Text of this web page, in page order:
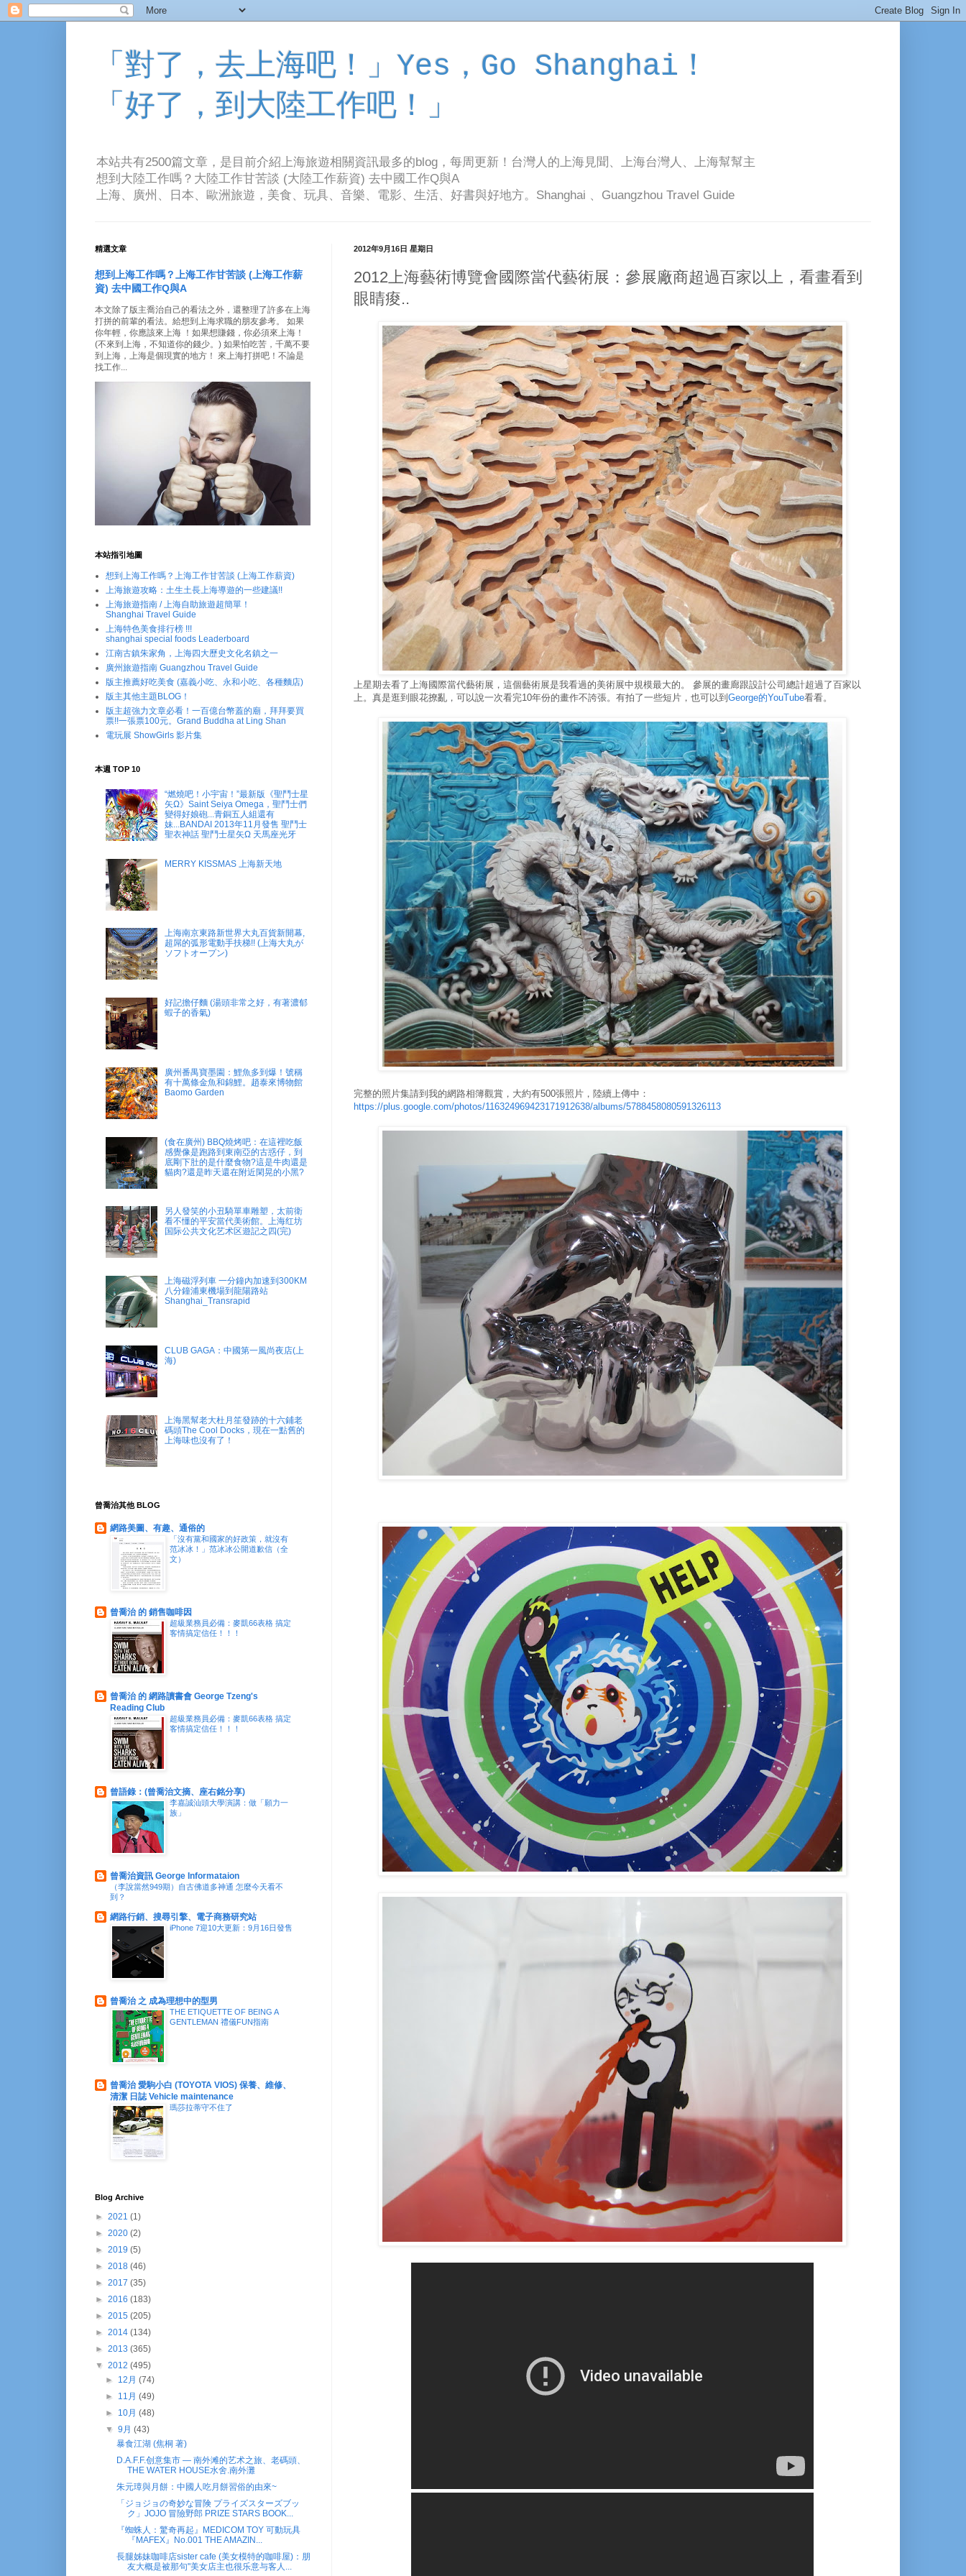
「對了，去上海吧！」Yes，Go Shanghai！
「好了，到大陸工作吧！」
本站共有2500篇文章，是目前介紹上海旅遊相關資訊最多的blog，每周更新！台灣人的上海見聞、上海台灣人、上海幫幫主
想到大陸工作嗎？大陸工作甘苦談 (大陸工作薪資) 去中國工作Q與A
上海、廣州、日本、歐洲旅遊，美食、玩具、音樂、電影、生活、好書與好地方。Shanghai 、Guangzhou Travel Guide
2012年9月16日 星期日
2012上海藝術博覽會國際當代藝術展：參展廠商超過百家以上，看畫看到
眼睛痠..
上星期去看了上海國際當代藝術展，這個藝術展是我看過的美術展中規模最大的。 參展的畫廊跟設計公司總計超過了百家以
上。真是逛到眼花撩亂，可以說一次看完10年份的畫作不誇張。有拍了一些短片，也可以到 George的YouTube看看。
完整的照片集請到我的網路相簿觀賞，大約有500張照片，陸續上傳中：
https://plus.google.com/photos/116324969423171912638/albums/5788458080591326113
精選文章
想到上海工作嗎？上海工作甘苦談 (上海工作薪
資) 去中國工作Q與A
本文除了版主喬治自己的看法之外，還整理了許多在上海
打拼的前輩的看法。給想到上海求職的朋友參考。 如果
你年輕，你應該來上海 ！如果想賺錢，你必須來上海！
(不來到上海，不知道你的錢少。) 如果怕吃苦，千萬不要
到上海，上海是個現實的地方！ 來上海打拼吧！不論是
找工作...
本站指引地圖
想到上海工作嗎？上海工作甘苦談 (上海工作薪資)
上海旅遊攻略：土生土長上海導遊的一些建議!!
上海旅遊指南 / 上海自助旅遊超簡單！
Shanghai Travel Guide
上海特色美食排行榜 !!!
shanghai special foods Leaderboard
江南古鎮朱家角，上海四大歷史文化名鎮之一
廣州旅遊指南 Guangzhou Travel Guide
版主推薦好吃美食 (嘉義小吃、永和小吃、各種麵店)
版主其他主題BLOG！
版主超強力文章必看！一百億台幣蓋的廟，拜拜要買
票!!一張票100元。Grand Buddha at Ling Shan
電玩展 ShowGirls 影片集
本週 TOP 10
“燃燒吧！小宇宙！”最新版《聖鬥士星
矢Ω》Saint Seiya Omega，聖鬥士們
變得好娘砲...青銅五人組還有
妹...BANDAI 2013年11月發售 聖鬥士
聖衣神話 聖鬥士星矢Ω 天馬座光牙
MERRY KISSMAS 上海新天地
上海南京東路新世界大丸百貨新開幕,
超屌的弧形電動手扶梯!! (上海大丸が
ソフトオープン)
好記擔仔麵 (湯頭非常之好，有著濃郁
蝦子的香氣)
廣州番禺寶墨園：鯉魚多到爆！號稱
有十萬條金魚和錦鯉。趙泰來博物館
Baomo Garden
(食在廣州) BBQ燒烤吧：在這裡吃飯
感覺像是跑路到東南亞的古惑仔，到
底剛下肚的是什麼食物?這是牛肉還是
貓肉?還是昨天還在附近閑晃的小黑?
另人發笑的小丑騎單車雕塑，太前衛
看不懂的平安當代美術館。上海红坊
国际公共文化艺术区遊記之四(完)
上海磁浮列車 一分鐘內加速到300KM
八分鐘浦東機場到龍陽路站
Shanghai_Transrapid
CLUB GAGA：中國第一風尚夜店(上
海)
上海黑幫老大杜月笙發跡的十六鋪老
碼頭The Cool Docks，現在一點舊的
上海味也沒有了！
曾喬治其他 BLOG
網路美圖、有趣、通俗的
「沒有黨和國家的好政策，就沒有
范冰冰！」范冰冰公開道歉信（全
文）
曾喬治 的 銷售咖啡因
超級業務員必備：麥凱66表格 搞定
客情搞定信任！！！
曾喬治 的 網路讀書會 George Tzeng's
Reading Club
超級業務員必備：麥凱66表格 搞定
客情搞定信任！！！
曾語錄：(曾喬治文摘、座右銘分享)
李嘉誠汕頭大學演講：做「願力一
族」
曾喬治資訊 George Informataion
（李說當然949期）自古佛道多神通 怎麼今天看不
到？
網路行銷、搜尋引擎、電子商務研究站
iPhone 7迎10大更新：9月16日發售
曾喬治 之 成為理想中的型男
THE ETIQUETTE OF BEING A
GENTLEMAN 禮儀FUN指南
曾喬治 愛駒小白 (TOYOTA VIOS) 保養、維修、
清潔 日誌 Vehicle maintenance
瑪莎拉蒂守不住了
Blog Archive
► 2021 (1)
► 2020 (2)
► 2019 (5)
► 2018 (46)
► 2017 (35)
► 2016 (183)
► 2015 (205)
► 2014 (134)
► 2013 (365)
▼ 2012 (495)
► 12月(74)
► 11月(49)
► 10月(48)
▼9月(43)
暴食江湖 (焦桐 著)
D.A.F.F.创意集市 — 南外滩的艺术之旅、老碼頭、
THE WATER HOUSE水舍.南外灘
朱元璋與月餅：中國人吃月餅習俗的由來~
「ジョジョの奇妙な冒険 プライズスターズブッ
ク」JOJO 冒險野郎 PRIZE STARS BOOK...
『蜘蛛人：驚奇再起』MEDICOM TOY 可動玩具
『MAFEX』No.001 THE AMAZIN...
長腿姊妹咖啡店sister cafe (美女模特的咖啡屋)：朋
友大概是被那句"美女店主也很乐意与客人...